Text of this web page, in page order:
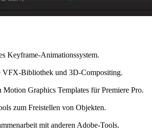
Keyframe-Animationssystem.
VFX-Bibliothek und 3D-Compositing.
Motion Graphics Templates für Premiere Pro.
zum Freistellen von Objekten.
mit anderen Adobe-Tools.